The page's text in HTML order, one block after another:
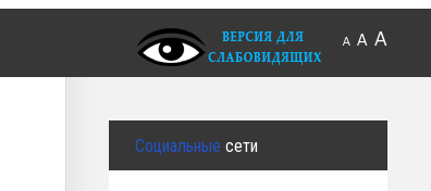
A A A
Социальные сети